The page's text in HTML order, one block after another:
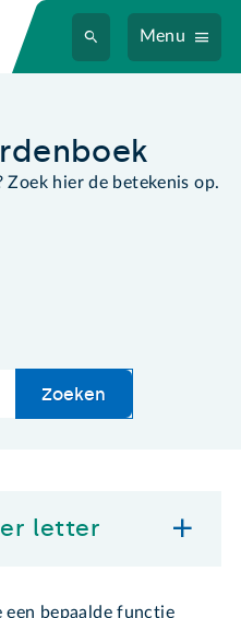
Menu
Zoek hier de betekenis op.
Zoeken
letter
een bepaalde functie